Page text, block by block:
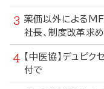
薬価以外による
社長、制度改革求
【中医協】デュ
付で